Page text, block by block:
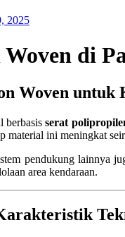
2025
di
Woven
berbasisserat
material ini meningkat
pendukung lainnya
area kendaraan.